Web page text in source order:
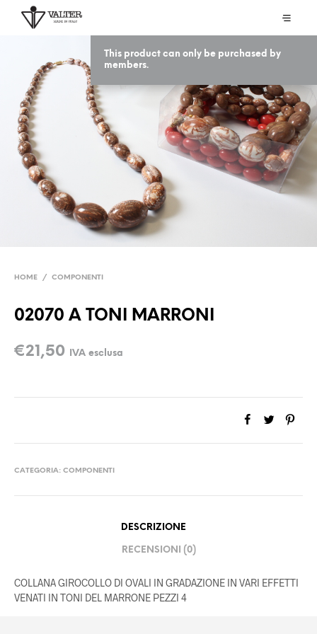
This product can only be purchased by
members.
HOME / COMPONENTI
02070 A TONI MARRONI
€21,50 IVA esclusa
CATEGORIA: COMPONENTI
DESCRIZIONE
RECENSIONI (0)
COLLANA GIROCOLLO DI OVALI IN GRADAZIONE IN VARI EFFETTI
VENATI IN TONI DEL MARRONE PEZZI 4